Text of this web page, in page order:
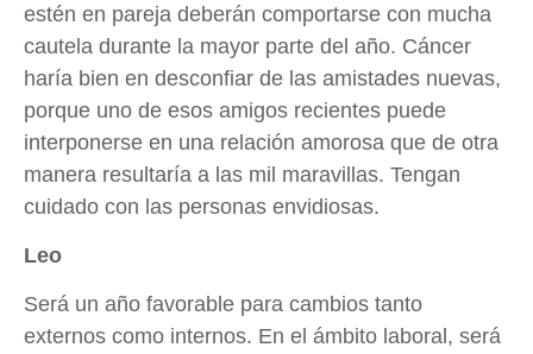
estén en pareja deberán comportarse con mucha
cautela durante la mayor parte del año. Cáncer
haría bien en desconfiar de las amistades nuevas,
porque uno de esos amigos recientes puede
interponerse en una relación amorosa que de otra
manera resultaría a las mil maravillas. Tengan
cuidado con las personas envidiosas.
Leo
Será un año favorable para cambios tanto
externos como internos. En el ámbito laboral, será